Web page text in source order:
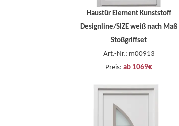
Haustür Element Kunststoff
Designline/SIZE weiß nach Maß
Stoßgriffset
Art.-Nr.: m00913
Preis: ab 1069€